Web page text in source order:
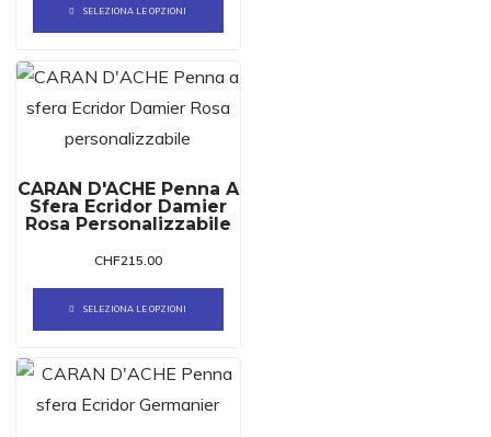
SELEZIONA LE OPZIONI
CARAN D'ACHE Penna A
Sfera Ecridor Damier
Rosa Personalizzabile
CHF215.00
SELEZIONA LE OPZIONI